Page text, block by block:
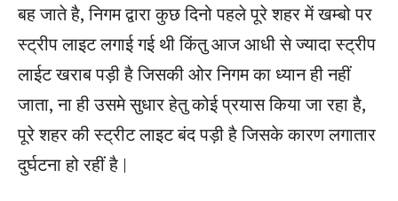
बह जाते है, निगम द्वारा कुछ दिनो पहले पूरे शहर में खम्बो पर
स्ट्रीप लाइट लगाई गई थी किंतु आज आधी से ज्यादा स्ट्रीप
लाईट खराब पड़ी है जिसकी ओर निगम का ध्यान ही नहीं
जाता, ना ही उसमे सुधार हेतु कोई प्रयास किया जा रहा है,
पूरे शहर की स्ट्रीट लाइट बंद पड़ी है जिसके कारण लगातार
दुर्घटना हो रहीं है |